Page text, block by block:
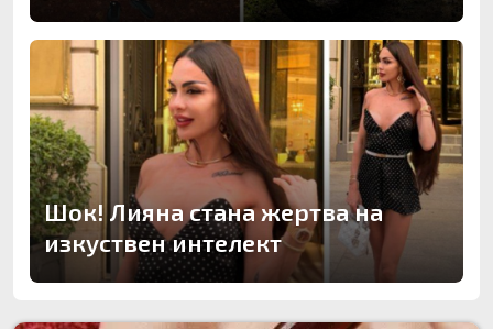
Шок! Лияна стана жертва на
изкуствен интелект